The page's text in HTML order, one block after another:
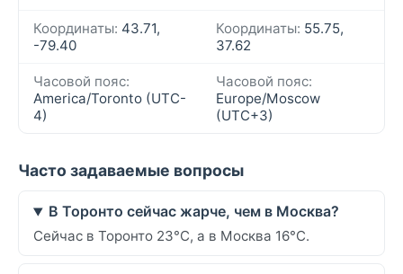
Координаты: 43.71,
-79.40
Координаты: 55.75,
37.62
Часовой пояс:
America/Toronto (UTC-
4)
Часовой пояс:
Europe/Moscow
(UTC+3)
Часто задаваемые вопросы
В Торонто сейчас жарче, чем в Москва?
Сейчас в Торонто 23°C, а в Москва 16°C.